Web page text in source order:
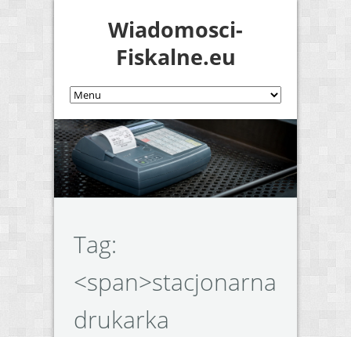
Wiadomosci-
Fiskalne.eu
Tag:
<span>stacjonarna
drukarka